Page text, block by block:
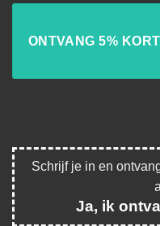
Schrijf je in en
Ja, ik